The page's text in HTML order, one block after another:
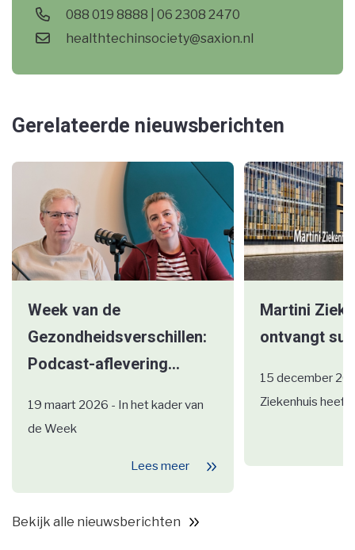
088 019 8888 | 06 2308 2470
healthtechinsociety@saxion.nl
Gerelateerde nieuwsberichten
Week van de
Gezondheidsverschillen:
Podcast-aflevering...
19 maart 2026 - In het kader van
de Week
Lees meer
Martini
ontvangt
15 december
Ziekenhuis heeft
Bekijk alle nieuwsberichten